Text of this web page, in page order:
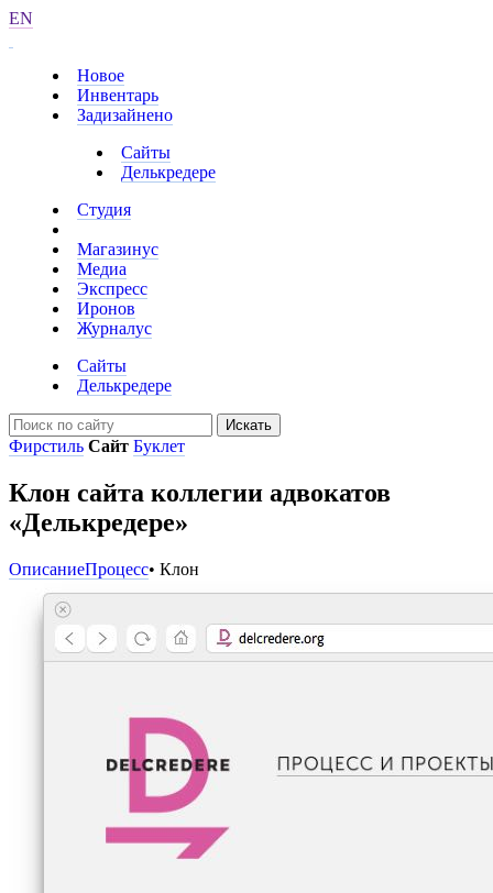
EN
Новое
Инвентарь
Задизайнено
Сайты
Делькредере
Студия
Магазинус
Медиа
Экспресс
Иронов
Журналус
Сайты
Делькредере
Искать
Фирстиль Сайт Буклет
Клон сайта коллегии адвокатов
«Делькредере»
ОписаниеПроцесс• Клон